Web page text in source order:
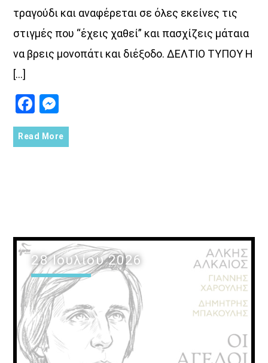
τραγούδι και αναφέρεται σε όλες εκείνες τις
στιγμές που “έχεις χαθεί” και πασχίζεις μάταια
να βρεις μονοπάτι και διέξοδο. ΔΕΛΤΙΟ ΤΥΠΟΥ Η
[…]
Facebook
Read More
28 Ιουλίου 2026